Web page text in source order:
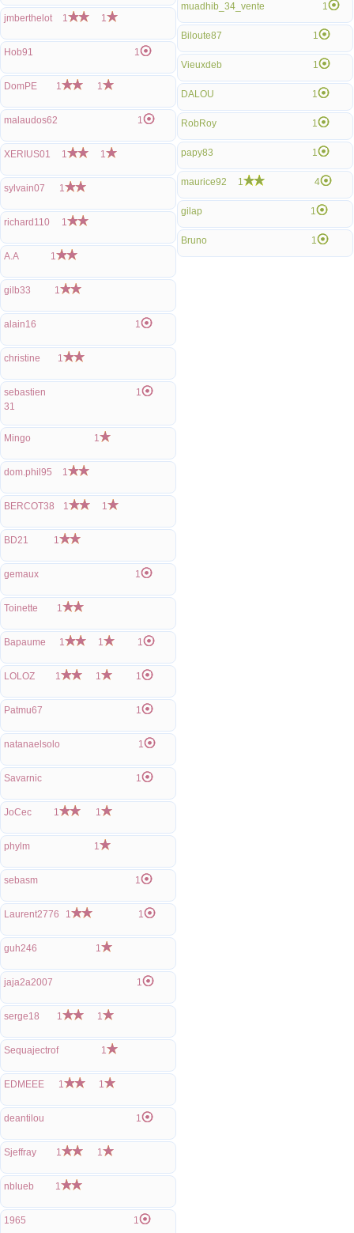
jmberthelot 1 1
Hob91 1
DomPE 1 1
malaudos62 1
XERIUS01 1 1
sylvain07 1
richard110 1
A.A 1
gilb33 1
alain16 1
christine 1
sebastien
31
1
Mingo 1
dom.phil95 1
BERCOT38 1 1
BD21 1
gemaux 1
Toinette 1
Bapaume 1 1 1
LOLOZ 1 1 1
Patmu67 1
natanaelsolo 1
Savarnic 1
JoCec 1 1
phylm 1
sebasm 1
Laurent2776 1 1
guh246 1
jaja2a2007 1
serge18 1 1
Sequajectrof 1
EDMEEE 1 1
deantilou 1
Sjeffray 1 1
nblueb 1
1965 1
muadhib_34_vente 1
Biloute87 1
Vieuxdeb 1
DALOU 1
RobRoy 1
papy83 1
maurice92 1 4
gilap 1
Bruno 1